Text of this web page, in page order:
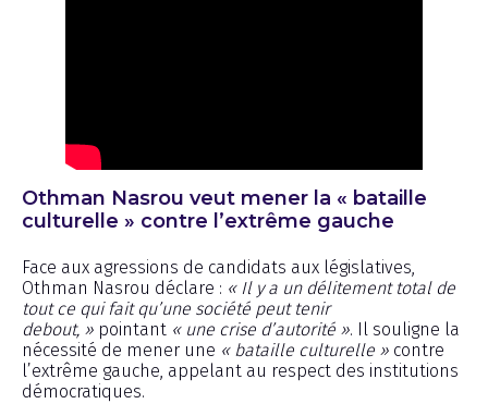
Othman Nasrou veut mener la « bataille
culturelle » contre l’extrême gauche
Face aux agressions de candidats aux législatives,
Othman Nasrou déclare : « Il y a un délitement total de
tout ce qui fait qu’une société peut tenir
debout, » pointant « une crise d’autorité ». Il souligne la
nécessité de mener une « bataille culturelle » contre
l’extrême gauche, appelant au respect des institutions
démocratiques.